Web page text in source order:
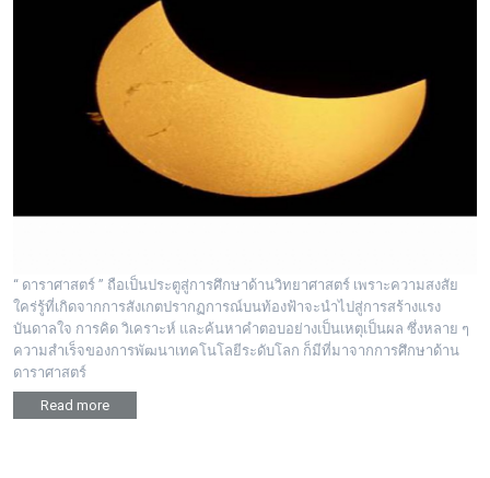
“ ดาราศาสตร์ ” ถือเป็นประตูสู่การศึกษาด้านวิทยาศาสตร์ เพราะความสงสัย
ใคร่รู้ที่เกิดจากการสังเกตปรากฏการณ์บนท้องฟ้าจะนำไปสู่การสร้างแรง
บันดาลใจ การคิด วิเคราะห์ และค้นหาคำตอบอย่างเป็นเหตุเป็นผล ซึ่งหลาย ๆ
ความสำเร็จของการพัฒนาเทคโนโลยีระดับโลก ก็มีที่มาจากการศึกษาด้าน
ดาราศาสตร์
Read more